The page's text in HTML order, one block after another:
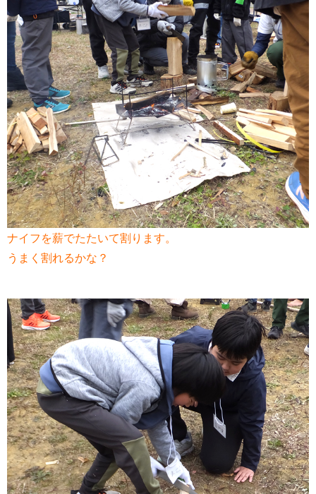
ナイフを薪でたたいて割ります。
うまく割れるかな？